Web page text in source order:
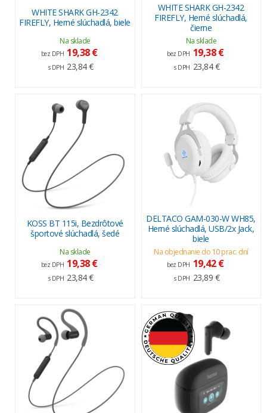
WHITE SHARK GH-2342
FIREFLY, Herné slúchadlá, biele
Na sklade
bez DPH 19,38 €
s DPH 23,84 €
WHITE SHARK GH-2342
FIREFLY, Herné slúchadlá,
čierne
Na sklade
bez DPH 19,38 €
s DPH 23,84 €
KOSS BT 115i, Bezdrôtové
športové slúchadlá, šedé
Na sklade
bez DPH 19,38 €
s DPH 23,84 €
DELTACO GAM-030-W WH85,
Herné slúchadlá, USB/2x Jack,
biele
Na objednanie do 10 prac. dní
bez DPH 19,42 €
s DPH 23,89 €